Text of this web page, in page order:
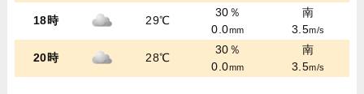
18時 29℃
30％
0.0mm
南
3.5m/s
20時 28℃
30％
0.0mm
南
3.5m/s